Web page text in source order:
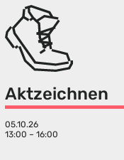
Aktzeichnen
05.10.26
13:00 – 16:00